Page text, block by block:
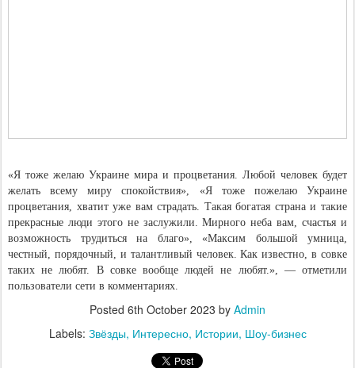
«Я тоже желаю Украине мира и процветания. Любой человек будет
желать всему миру спокойствия», «Я тоже пожелаю Украине
процветания, хватит уже вам страдать. Такая богатая страна и такие
прекрасные люди этого не заслужили. Мирного неба вам, счастья и
возможность трудиться на благо», «Максим большой умница,
честный, порядочный, и талантливый человек. Как известно, в совке
таких не любят. В совке вообще людей не любят.», — отметили
пользователи сети в комментариях.
Posted 6th October 2023 by Admin
Labels: Звёзды Интересно Истории Шоу-бизнес